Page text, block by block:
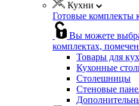
Кухни
Готовые комплекты
Вы можете
комплектах,
Товары для
Кухонные
Столешницы
Стеновые